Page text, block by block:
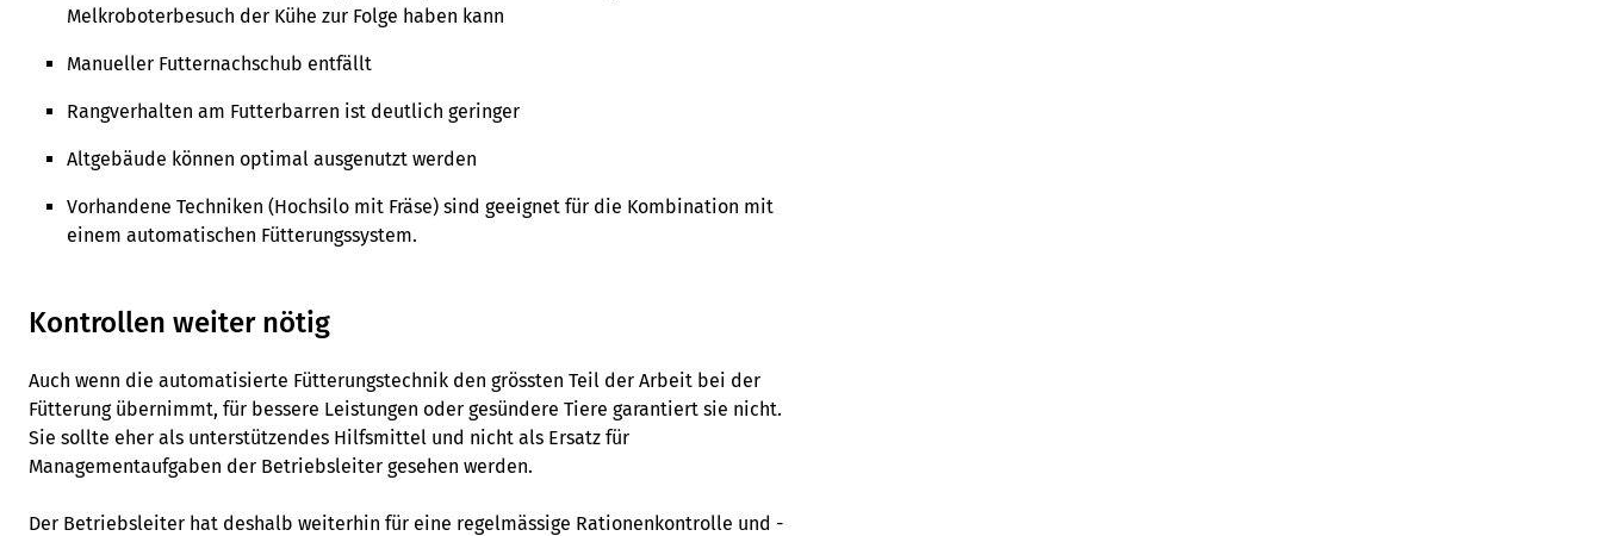
Melkroboterbesuch der Kühe zur Folge haben kann
Manueller Futternachschub entfällt
Rangverhalten am Futterbarren ist deutlich geringer
Altgebäude können optimal ausgenutzt werden
Vorhandene Techniken (Hochsilo mit Fräse) sind geeignet für die Kombination mit
einem automatischen Fütterungssystem.
Kontrollen weiter nötig
Auch wenn die automatisierte Fütterungstechnik den grössten Teil der Arbeit bei der
Fütterung übernimmt, für bessere Leistungen oder gesündere Tiere garantiert sie nicht.
Sie sollte eher als unterstützendes Hilfsmittel und nicht als Ersatz für
Managementaufgaben der Betriebsleiter gesehen werden.
Der Betriebsleiter hat deshalb weiterhin für eine regelmässige Rationenkontrolle und -